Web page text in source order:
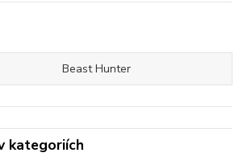
Beast Hunter
kategoriích